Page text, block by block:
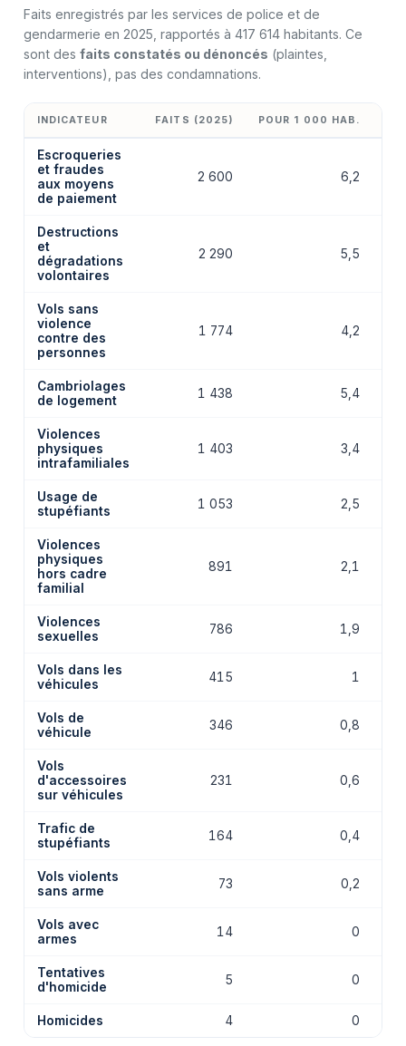
Faits enregistrés par les services de police et de
gendarmerie en 2025, rapportés à 417 614 habitants. Ce
sont des faits constatés ou dénoncés (plaintes,
interventions), pas des condamnations.
INDICATEUR FAITS (2025) POUR 1 000 HAB.
Escroqueries
et fraudes
aux moyens
de paiement
2 600 6,2
Destructions
et
dégradations
volontaires
2 290 5,5
Vols sans
violence
contre des
personnes
1 774 4,2
Cambriolages
de logement
1 438 5,4
Violences
physiques
intrafamiliales
1 403 3,4
Usage de
stupéfiants
1 053 2,5
Violences
physiques
hors cadre
familial
891 2,1
Violences
sexuelles
786 1,9
Vols dans les
véhicules
415 1
Vols de
véhicule
346 0,8
Vols
d'accessoires
sur véhicules
231 0,6
Trafic de
stupéfiants
164 0,4
Vols violents
sans arme
73 0,2
Vols avec
armes
14 0
Tentatives
d'homicide
5 0
Homicides 4 0